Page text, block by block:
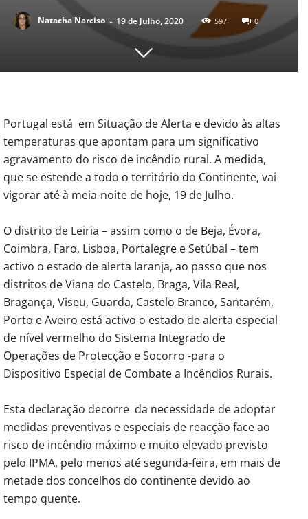
Natacha Narciso - 19 de Julho, 2020 597 0
Portugal está em Situação de Alerta e devido às altas
temperaturas que apontam para um significativo
agravamento do risco de incêndio rural. A medida,
que se estende a todo o território do Continente, vai
vigorar até à meia-noite de hoje, 19 de Julho.
O distrito de Leiria – assim como o de Beja, Évora,
Coimbra, Faro, Lisboa, Portalegre e Setúbal – tem
activo o estado de alerta laranja, ao passo que nos
distritos de Viana do Castelo, Braga, Vila Real,
Bragança, Viseu, Guarda, Castelo Branco, Santarém,
Porto e Aveiro está activo o estado de alerta especial
de nível vermelho do Sistema Integrado de
Operações de Protecção e Socorro -para o
Dispositivo Especial de Combate a Incêndios Rurais.
Esta declaração decorre da necessidade de adoptar
medidas preventivas e especiais de reacção face ao
risco de incêndio máximo e muito elevado previsto
pelo IPMA, pelo menos até segunda-feira, em mais de
metade dos concelhos do continente devido ao
tempo quente.